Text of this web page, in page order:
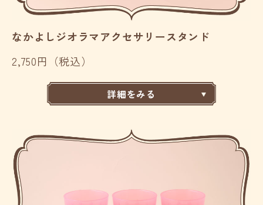
なかよしジオラマアクセサリースタンド
2,750円（税込）
詳細をみる